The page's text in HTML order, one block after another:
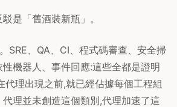
是「舊酒裝新瓶」。
SRE、QA、CI、程式碼審查、安全掃
機器人、事件回應:這些全都是證明
代理出現之前,就已經佔據每個工程組
理並未創造這個類別,代理加速了這